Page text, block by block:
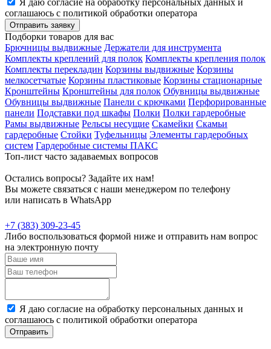
соглашаюсь с политикой обработки оператора
Отправить заявку
Подборки товаров для вас
Брючницы выдвижные Держатели для инструмента
Комплекты креплений для полок Комплекты крепления полок
Комплекты перекладин Корзины выдвижные Корзины
мелкосетчатые Корзины пластиковые Корзины стационарные
Кронштейны Кронштейны для полок Обувницы выдвижные
Обувницы выдвижные Панели с крючками Перфорированные
панели Подставки под шкафы Полки Полки гардеробные
Рамы выдвижные Рельсы несущие Скамейки Скамьи
гардеробные Стойки Туфельницы Элементы гардеробных
систем Гардеробные системы ПАКС
Топ-лист часто задаваемых вопросов
Остались вопросы? Задайте их нам!
Вы можете связаться с наши менеджером по телефону
или написать в WhatsApp
+7 (383) 309-23-45
Либо воспользоваться формой ниже и отправить нам вопрос
на электронную почту
Я даю согласие на обработку персональных данных и
соглашаюсь с политикой обработки оператора
Отправить